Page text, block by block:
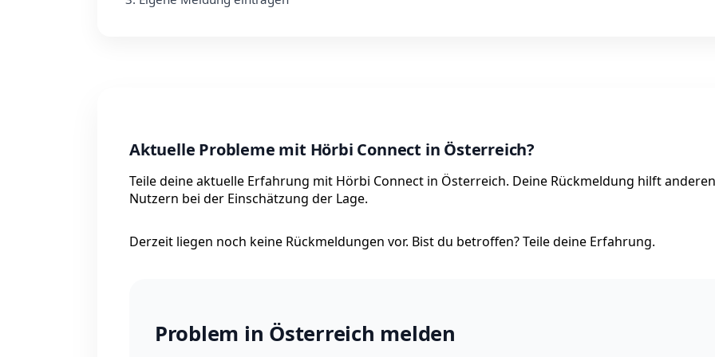
Aktuelle Probleme mit Hörbi Connect in Österreich?
Teile deine aktuelle Erfahrung mit Hörbi Connect in Österreich. Deine Rückmeldung hilft anderen
Nutzern bei der Einschätzung der Lage.
Derzeit liegen noch keine Rückmeldungen vor. Bist du betroffen? Teile deine Erfahrung.
Problem in Österreich melden